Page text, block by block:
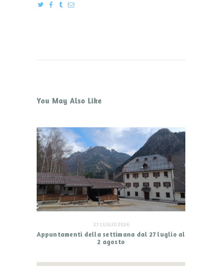
You May Also Like
27 LUGLIO 2026
Appuntamenti della settimana dal 27 luglio al
2 agosto